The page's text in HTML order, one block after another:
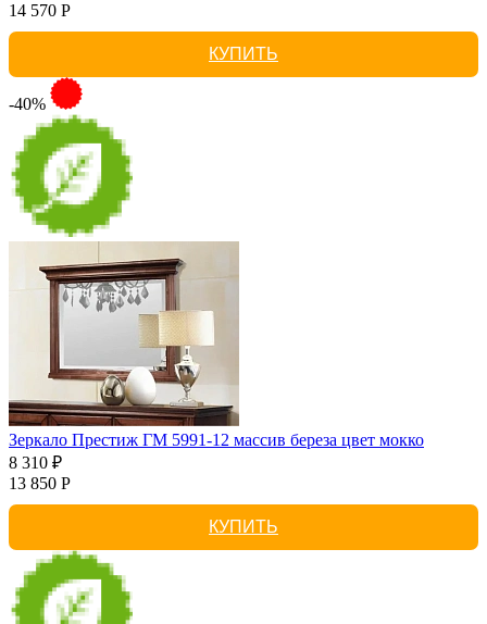
14 570 Р
КУПИТЬ
-40%
Зеркало Престиж ГМ 5991-12 массив береза цвет мокко
8 310 ₽
13 850 Р
КУПИТЬ